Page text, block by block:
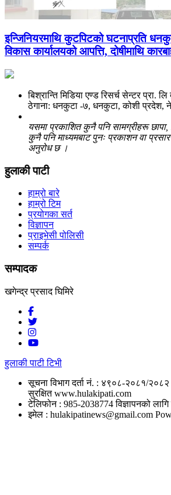
इन्जिनियरमाथि कुटपिटको घटनाप्रति
विकास कार्यालयको आपत्ति, दोषीमाथि
बिश्रान्ति मिडिया एण्ड रिसर्च सेन्टर प्रा. लि
ठेगाना: धनकुटा -७, धनकुटा, कोशी प्रदेश,
यसमा प्रकाशित कुनै पनि सामग्रीहरू छापा,
कुनै पनि माध्यमबाट पुनः प्रकाशन वा
अनुरोध छ ।
हुलाकी पाटी
हाम्रो बारे
हाम्रो टिम
प्रयोगका सर्त
विज्ञापन
प्राइभेसी पोलिसी
सम्पर्क
सम्पादक
खगेन्द्र प्रसाद घिमिरे
हुलाकी पाटी टिभी
सूचना विभाग दर्ता नं. : ४९०८-२०८१/२०८२
सुरक्षित www.hulakipati.com
टेलिफोन : 985-2038774विज्ञापनको
इमेल : hulakipatinews@gmail.com